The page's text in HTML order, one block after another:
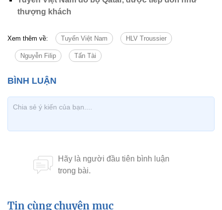
thượng khách
Xem thêm về: Tuyển Việt Nam HLV Troussier
Nguyễn Filip Tấn Tài
Tin cùng chuyên mục